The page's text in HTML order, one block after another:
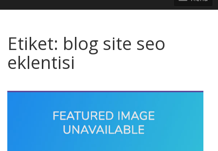
Etiket: blog site seo
eklentisi